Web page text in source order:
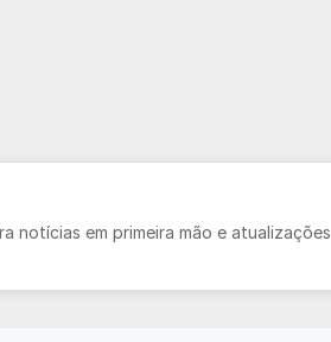
notícias em primeira mão e atualizações